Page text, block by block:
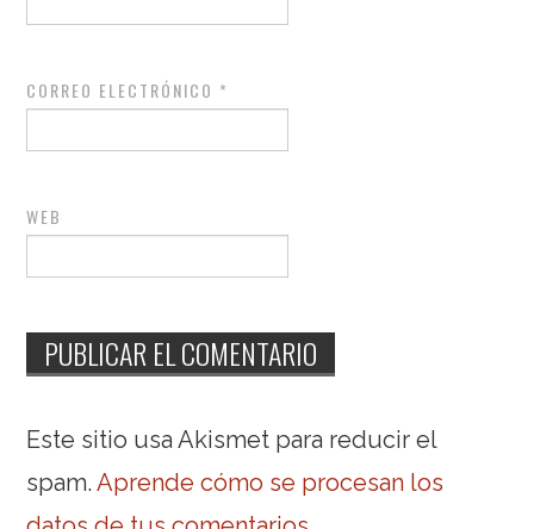
CORREO ELECTRÓNICO *
WEB
Este sitio usa Akismet para reducir el
spam.Aprende cómo se procesan los